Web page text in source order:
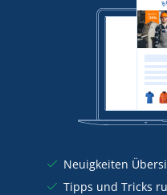
Neuigkeiten
Tipps und Tricks